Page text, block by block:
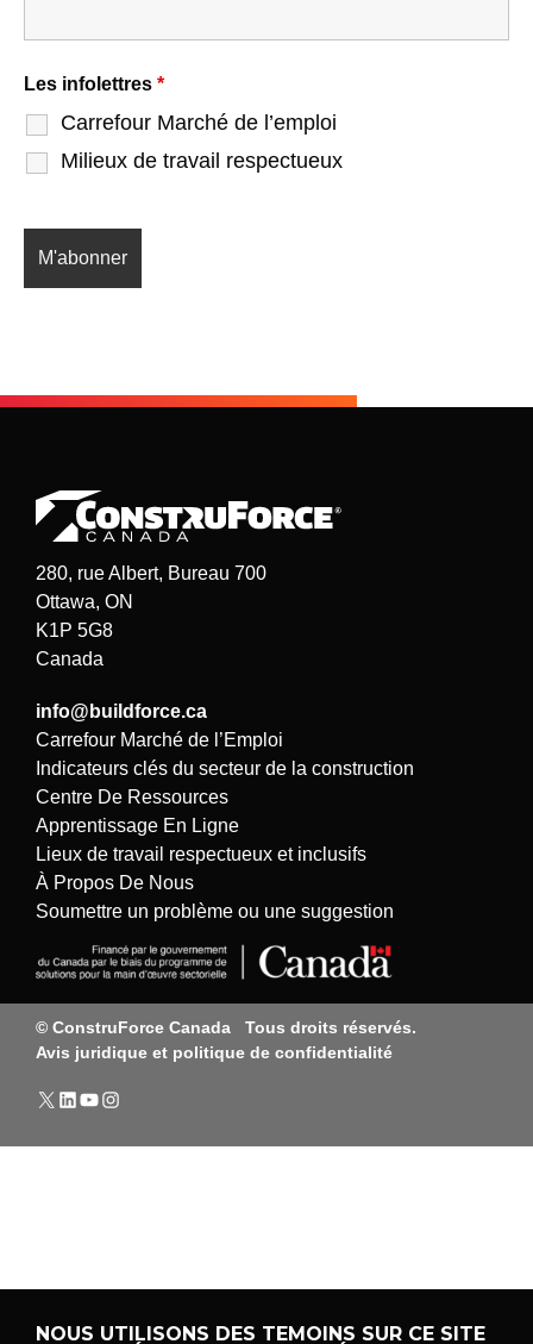
Les infolettres *
Carrefour Marché de l’emploi
Milieux de travail respectueux
280, rue Albert, Bureau 700
Ottawa, ON
K1P 5G8
Canada
info@buildforce.ca
Carrefour Marché de l’Emploi
Indicateurs clés du secteur de la construction
Centre De Ressources
Apprentissage En Ligne
Lieux de travail respectueux et inclusifs
À Propos De Nous
Soumettre un problème ou une suggestion
© ConstruForce Canada Tous droits réservés.
Avis juridique et politique de confidentialité
Twitter
LinkedIn
YouTube
Instagram
NOUS UTILISONS DES TEMOINS SUR CE SITE